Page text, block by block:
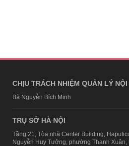
CHỊU TRÁCH NHIỆM QUẢN LÝ NỘI
Bà Nguyễn Bích Minh
TRỤ SỞ HÀ NỘI
Tầng 21, Tòa nhà Center Building,
Nguyễn Huy Tưởng, phường Thanh Xuân,